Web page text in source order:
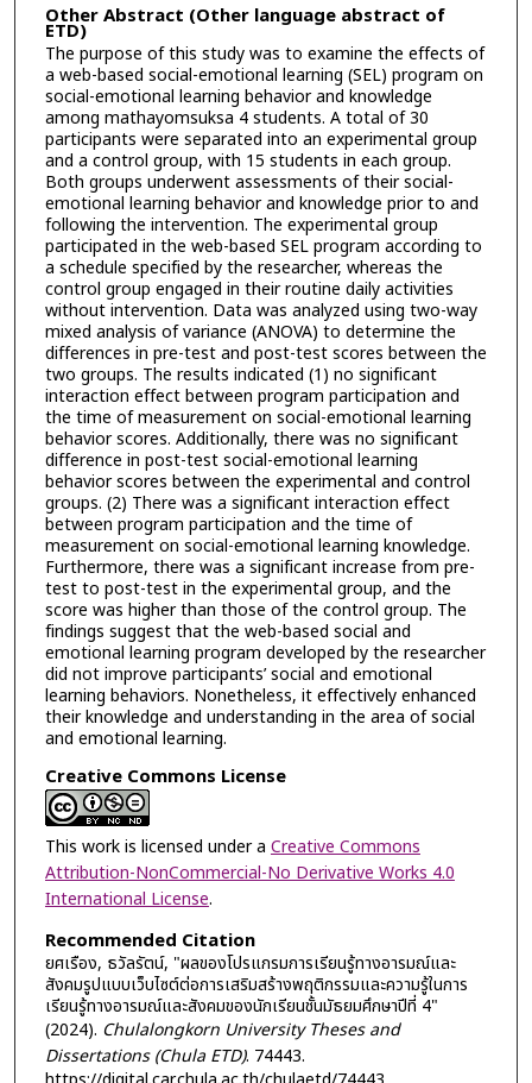
Other Abstract (Other language abstract of
ETD)
The purpose of this study was to examine the effects of
a web-based social-emotional learning (SEL) program on
social-emotional learning behavior and knowledge
among mathayomsuksa 4 students. A total of 30
participants were separated into an experimental group
and a control group, with 15 students in each group.
Both groups underwent assessments of their social-
emotional learning behavior and knowledge prior to and
following the intervention. The experimental group
participated in the web-based SEL program according to
a schedule specified by the researcher, whereas the
control group engaged in their routine daily activities
without intervention. Data was analyzed using two-way
mixed analysis of variance (ANOVA) to determine the
differences in pre-test and post-test scores between the
two groups. The results indicated (1) no significant
interaction effect between program participation and
the time of measurement on social-emotional learning
behavior scores. Additionally, there was no significant
difference in post-test social-emotional learning
behavior scores between the experimental and control
groups. (2) There was a significant interaction effect
between program participation and the time of
measurement on social-emotional learning knowledge.
Furthermore, there was a significant increase from pre-
test to post-test in the experimental group, and the
score was higher than those of the control group. The
findings suggest that the web-based social and
emotional learning program developed by the researcher
did not improve participants’ social and emotional
learning behaviors. Nonetheless, it effectively enhanced
their knowledge and understanding in the area of social
and emotional learning.
Creative Commons License
This work is licensed under a Creative Commons
Attribution-NonCommercial-No Derivative Works 4.0
International License.
Recommended Citation
ยศเรือง, ธวัลรัตน์, "ผลของโปรแกรมการเรียนรู้ทางอารมณ์และ
สังคมรูปแบบเว็บไซต์ต่อการเสริมสร้างพฤติกรรมและความรู้ในการ
เรียนรู้ทางอารมณ์และสังคมของนักเรียนชั้นมัธยมศึกษาปีที่ 4"
(2024). Chulalongkorn University Theses and
Dissertations (Chula ETD). 74443.